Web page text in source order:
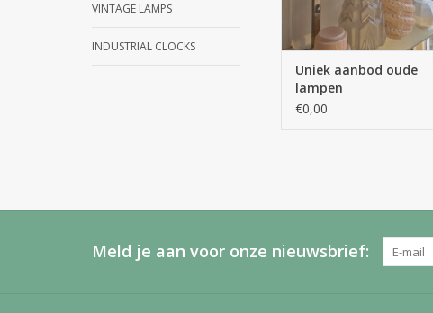
VINTAGE LAMPS
INDUSTRIAL CLOCKS
Uniek aanbod oude
lampen
€0,00
Meld je aan voor onze nieuwsbrief: